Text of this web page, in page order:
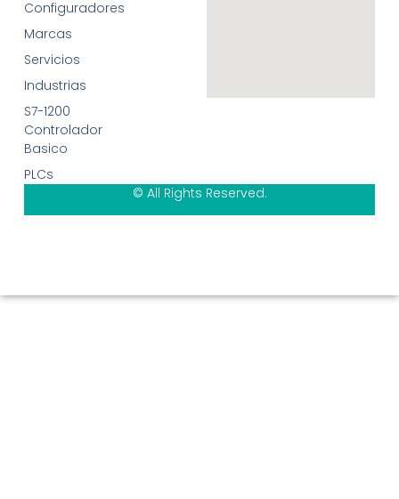
Configuradores
Marcas
Servicios
Industrias
S7-1200
Controlador
Basico
PLCs
© All Rights Reserved.